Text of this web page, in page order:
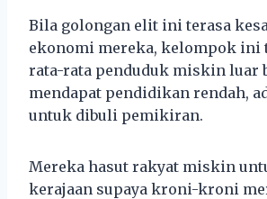
Bila golongan elit ini terasa
ekonomi mereka, kelompok ini
rata-rata penduduk miskin luar
mendapat pendidikan rendah,
untuk dibuli pemikiran.
Mereka hasut rakyat miskin
kerajaan supaya kroni-kroni